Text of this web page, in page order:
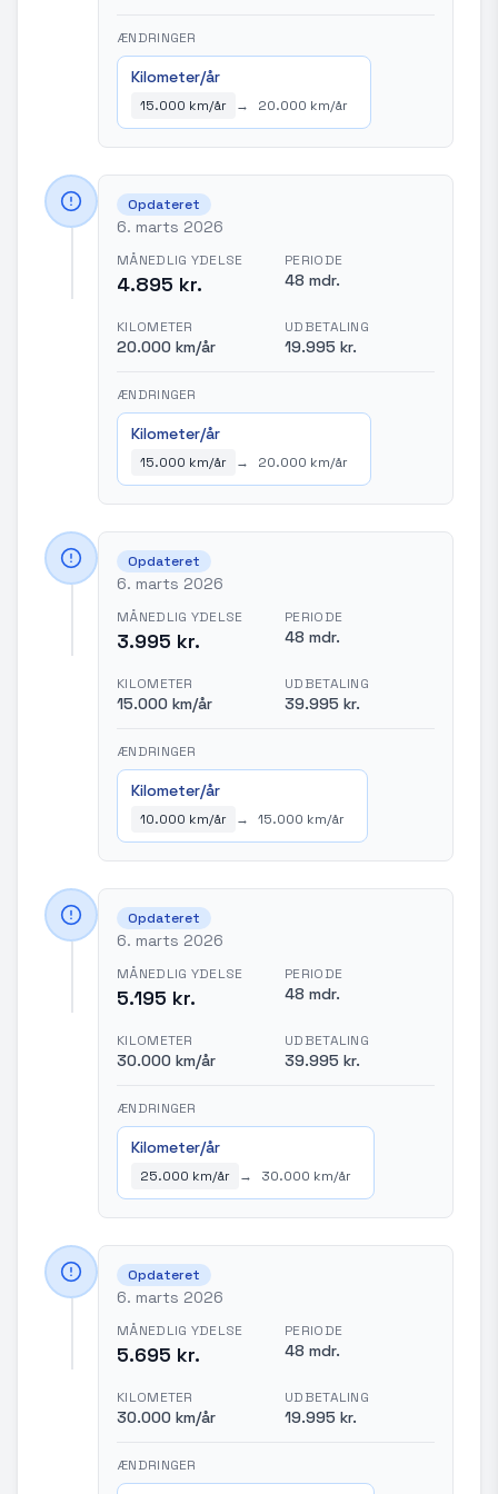
ÆNDRINGER
Kilometer/år
15.000 km/år → 20.000 km/år
Opdateret
6. marts 2026
MÅNEDLIG YDELSE
4.895 kr.
PERIODE
48 mdr.
KILOMETER
20.000 km/år
UDBETALING
19.995 kr.
ÆNDRINGER
Kilometer/år
15.000 km/år → 20.000 km/år
Opdateret
6. marts 2026
MÅNEDLIG YDELSE
3.995 kr.
PERIODE
48 mdr.
KILOMETER
15.000 km/år
UDBETALING
39.995 kr.
ÆNDRINGER
Kilometer/år
10.000 km/år → 15.000 km/år
Opdateret
6. marts 2026
MÅNEDLIG YDELSE
5.195 kr.
PERIODE
48 mdr.
KILOMETER
30.000 km/år
UDBETALING
39.995 kr.
ÆNDRINGER
Kilometer/år
25.000 km/år → 30.000 km/år
Opdateret
6. marts 2026
MÅNEDLIG YDELSE
5.695 kr.
PERIODE
48 mdr.
KILOMETER
30.000 km/år
UDBETALING
19.995 kr.
ÆNDRINGER